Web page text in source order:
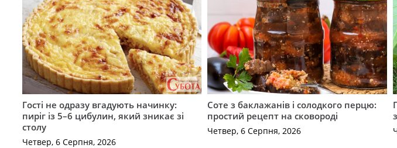
Гості не одразу вгадують начинку:
пиріг із 5–6 цибулин, який зникає зі
столу
Четвер, 6 Серпня, 2026
Соте з баклажанів і солодкого перцю:
простий рецепт на сковороді
Четвер, 6 Серпня, 2026